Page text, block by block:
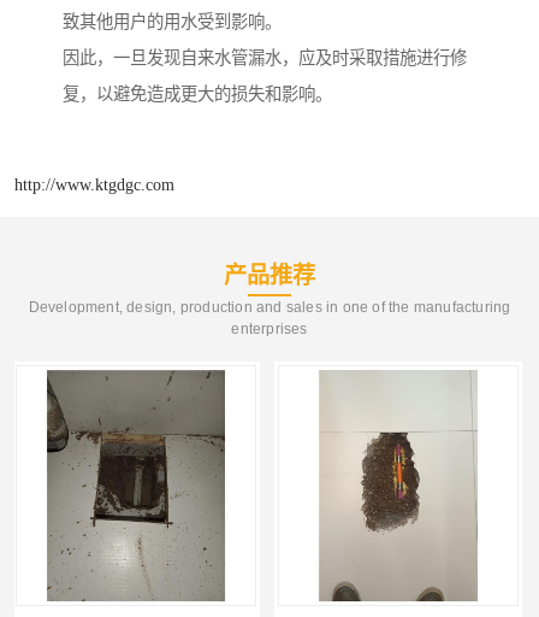
致其他用户的用水受到影响。
因此，一旦发现自来水管漏水，应及时采取措施进行修
复，以避免造成更大的损失和影响。
http://www.ktgdgc.com
产品推荐
Development, design, production and sales in one of the manufacturing
enterprises